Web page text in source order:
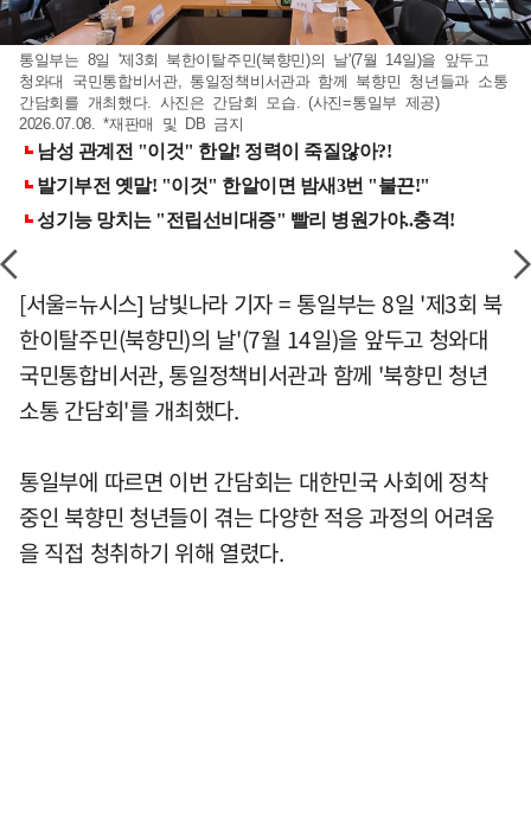
통일부는 8일 '제3회 북한이탈주민(북향민)의 날'(7월 14일)을 앞두고
청와대 국민통합비서관, 통일정책비서관과 함께 북향민 청년들과 소통
간담회를 개최했다. 사진은 간담회 모습. (사진=통일부 제공)
2026.07.08. *재판매 및 DB 금지
[서울=뉴시스] 남빛나라 기자 = 통일부는 8일 '제3회 북
한이탈주민(북향민)의 날'(7월 14일)을 앞두고 청와대
국민통합비서관, 통일정책비서관과 함께 '북향민 청년
소통 간담회'를 개최했다.
통일부에 따르면 이번 간담회는 대한민국 사회에 정착
중인 북향민 청년들이 겪는 다양한 적응 과정의 어려움
을 직접 청취하기 위해 열렸다.